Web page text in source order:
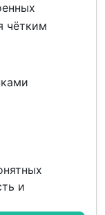
чётким
и